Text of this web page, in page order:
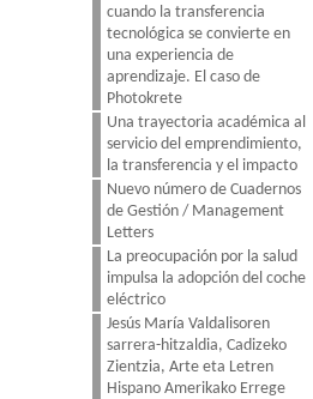
cuando la transferencia
tecnológica se convierte en
una experiencia de
aprendizaje. El caso de
Photokrete
Una trayectoria académica al
servicio del emprendimiento,
la transferencia y el impacto
Nuevo número de Cuadernos
de Gestión / Management
Letters
La preocupación por la salud
impulsa la adopción del coche
eléctrico
Jesús María Valdalisoren
sarrera-hitzaldia, Cadizeko
Zientzia, Arte eta Letren
Hispano Amerikako Errege